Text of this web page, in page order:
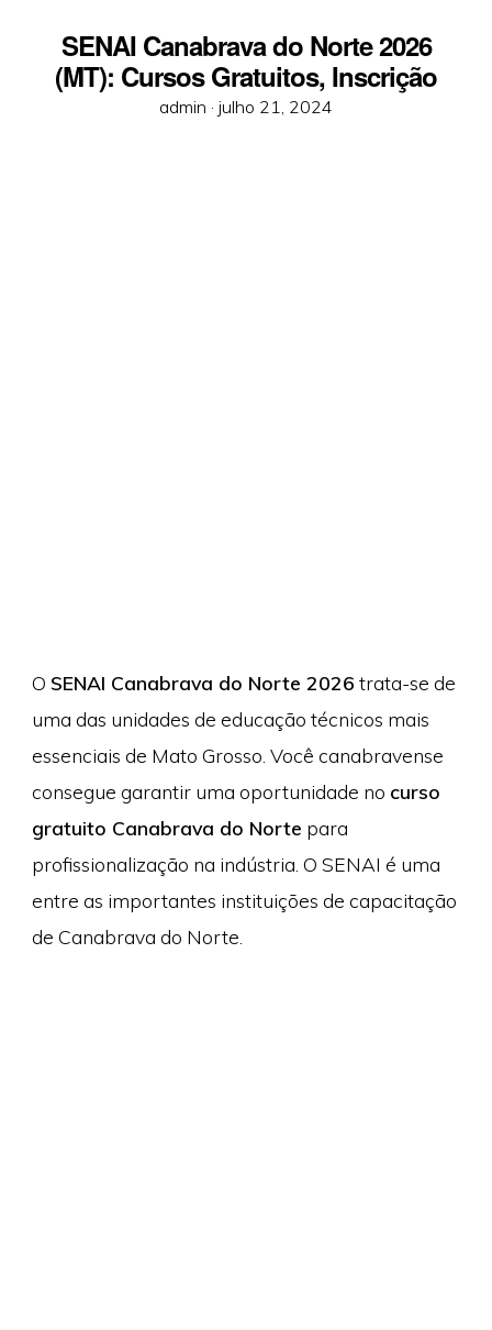
SENAI Canabrava do Norte 2026
(MT): Cursos Gratuitos, Inscrição
admin · Posted
julho 21, 2024
O SENAI Canabrava do Norte 2026 trata-se de
uma das unidades de educação técnicos mais
essenciais de Mato Grosso. Você canabravense
consegue garantir uma oportunidade no curso
gratuito Canabrava do Norte para
profissionalização na indústria. O SENAI é uma
entre as importantes instituições de capacitação
de Canabrava do Norte.